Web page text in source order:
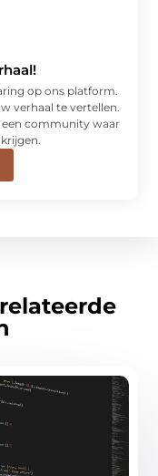
op ons platform.
verhaal te vertellen.
community waar